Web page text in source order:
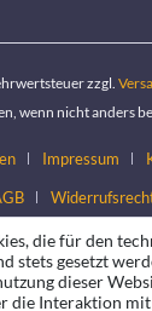
zzgl.
wenn nicht anders
Impressum
die für den
stets gesetzt
dieser
die Interaktion